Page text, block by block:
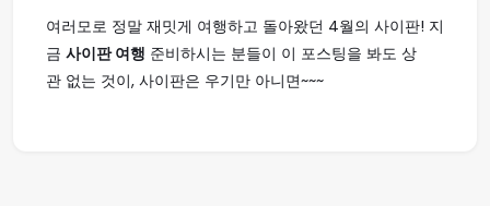
여러모로 정말 재밋게 여행하고 돌아왔던 4월의 사이판! 지
금 사이판 여행 준비하시는 분들이 이 포스팅을 봐도 상
관 없는 것이, 사이판은 우기만 아니면~~~